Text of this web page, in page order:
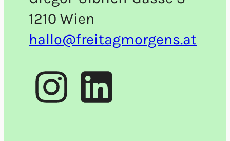
1210 Wien
hallo@freitagmorgens.at